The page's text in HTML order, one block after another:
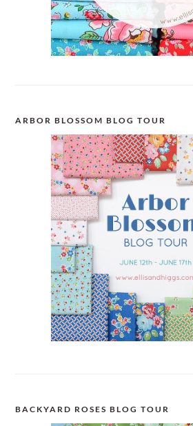
ARBOR BLOSSOM BLOG TOUR
BACKYARD ROSES BLOG TOUR